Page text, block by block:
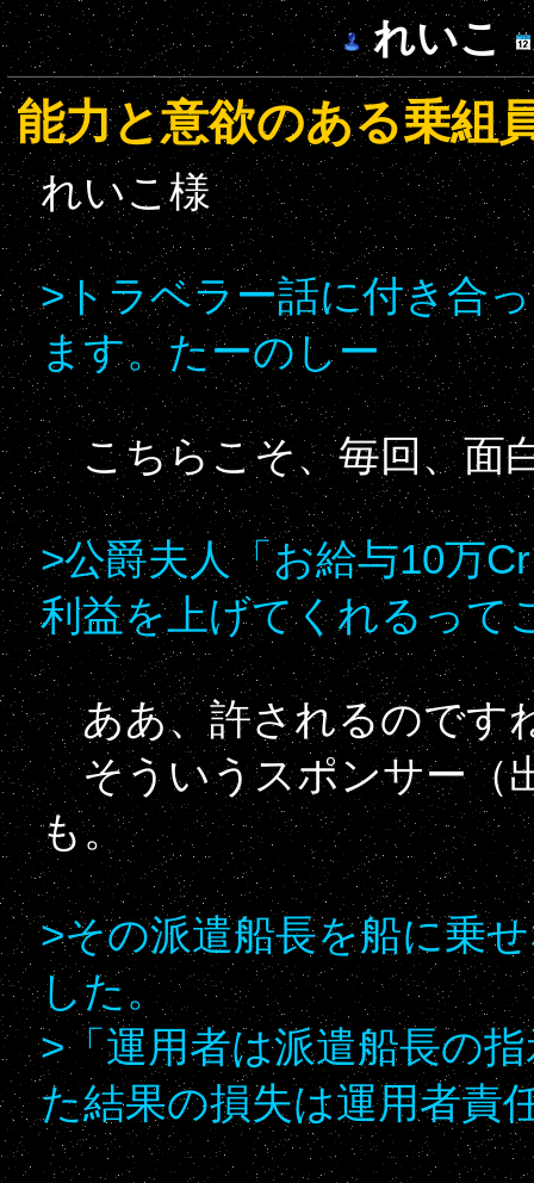
れいこ
能力と意欲のある乗組
れいこ様
>トラベラー話に付き合
ます。たーのしー
こちらこそ、毎回、面
>公爵夫人「お給与10万
利益を上げてくれるって
ああ、許されるのです
そういうスポンサー（
も。
>その派遣船長を船に乗
した。
>「運用者は派遣船長の
た結果の損失は運用者責